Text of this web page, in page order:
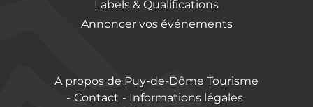
Labels & Qualifications
Annoncer vos événements
A propos de Puy-de-Dôme Tourisme
Contact
Informations légales